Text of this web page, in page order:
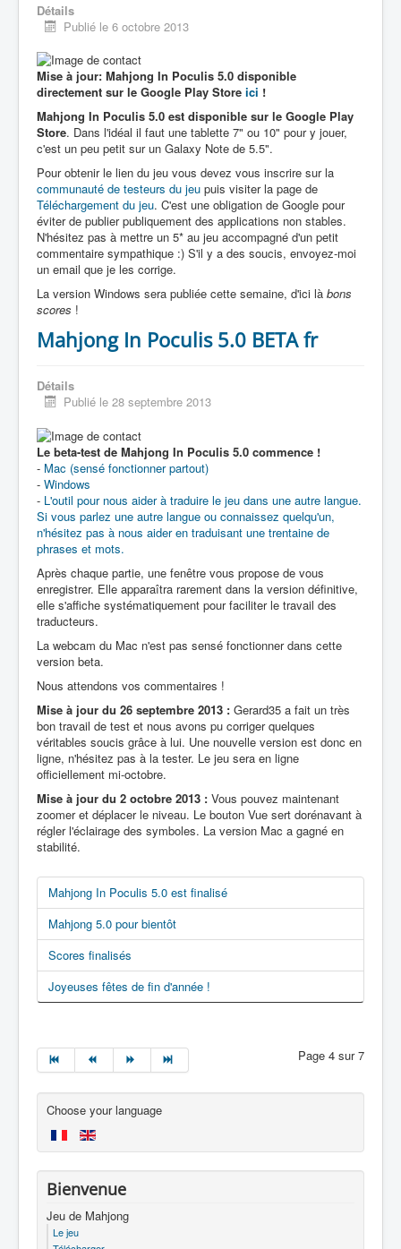
Détails
Publié le 6 octobre 2013
Mise à jour: Mahjong In Poculis 5.0 disponible
directement sur le Google Play Store ici !
Mahjong In Poculis 5.0 est disponible sur le Google Play
Store. Dans l'idéal il faut une tablette 7" ou 10" pour y jouer,
c'est un peu petit sur un Galaxy Note de 5.5".
Pour obtenir le lien du jeu vous devez vous inscrire sur la
communauté de testeurs du jeu puis visiter la page de
Téléchargement du jeu. C'est une obligation de Google pour
éviter de publier publiquement des applications non stables.
N'hésitez pas à mettre un 5* au jeu accompagné d'un petit
commentaire sympathique :) S'il y a des soucis, envoyez-moi
un email que je les corrige.
La version Windows sera publiée cette semaine, d'ici là bons
scores !
Mahjong In Poculis 5.0 BETA fr
Détails
Publié le 28 septembre 2013
Le beta-test de Mahjong In Poculis 5.0 commence !
- Mac (sensé fonctionner partout)
- Windows
- L'outil pour nous aider à traduire le jeu dans une autre langue.
Si vous parlez une autre langue ou connaissez quelqu'un,
n'hésitez pas à nous aider en traduisant une trentaine de
phrases et mots.
Après chaque partie, une fenêtre vous propose de vous
enregistrer. Elle apparaîtra rarement dans la version définitive,
elle s'affiche systématiquement pour faciliter le travail des
traducteurs.
La webcam du Mac n'est pas sensé fonctionner dans cette
version beta.
Nous attendons vos commentaires !
Mise à jour du 26 septembre 2013 : Gerard35 a fait un très
bon travail de test et nous avons pu corriger quelques
véritables soucis grâce à lui. Une nouvelle version est donc en
ligne, n'hésitez pas à la tester. Le jeu sera en ligne
officiellement mi-octobre.
Mise à jour du 2 octobre 2013 : Vous pouvez maintenant
zoomer et déplacer le niveau. Le bouton Vue sert dorénavant à
régler l'éclairage des symboles. La version Mac a gagné en
stabilité.
Mahjong In Poculis 5.0 est finalisé
Mahjong 5.0 pour bientôt
Scores finalisés
Joyeuses fêtes de fin d'année !
Page 4 sur 7
Choose your language
Bienvenue
Jeu de Mahjong
Le jeu